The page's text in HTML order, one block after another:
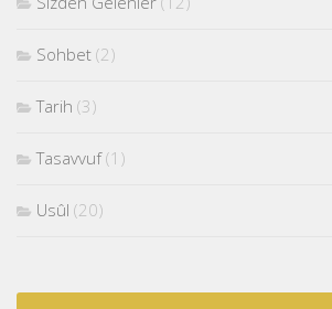
Sohbet (2)
Tarih (3)
Tasavvuf(1)
Usûl (20)